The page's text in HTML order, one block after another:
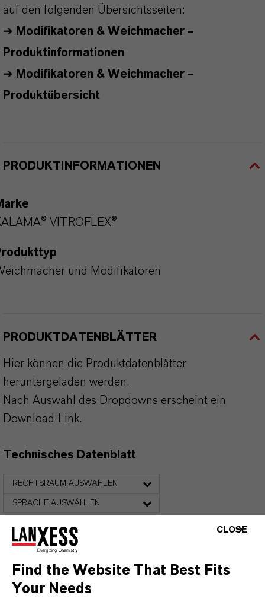
auf den folgenden Übersichtsseiten:
➔ Modifikatoren & Weichmacher –
Produktinformationen
➔ Modifikatoren & Weichmacher –
Produktübersicht
PRODUKTINFORMATIONEN
VITROFLEX®
und Modifikatoren
PRODUKTDATENBLÄTTER
Hier können die Produktdatenblätter
heruntergeladen werden.
Nach Auswahl des Dropdowns erscheint ein
Download-Link.
Technisches Datenblatt
RECHTSRAUM AUSWÄHLEN
SPRACHE AUSWÄHLEN
CLOSE
Find the Website That Best Fits
Your Needs